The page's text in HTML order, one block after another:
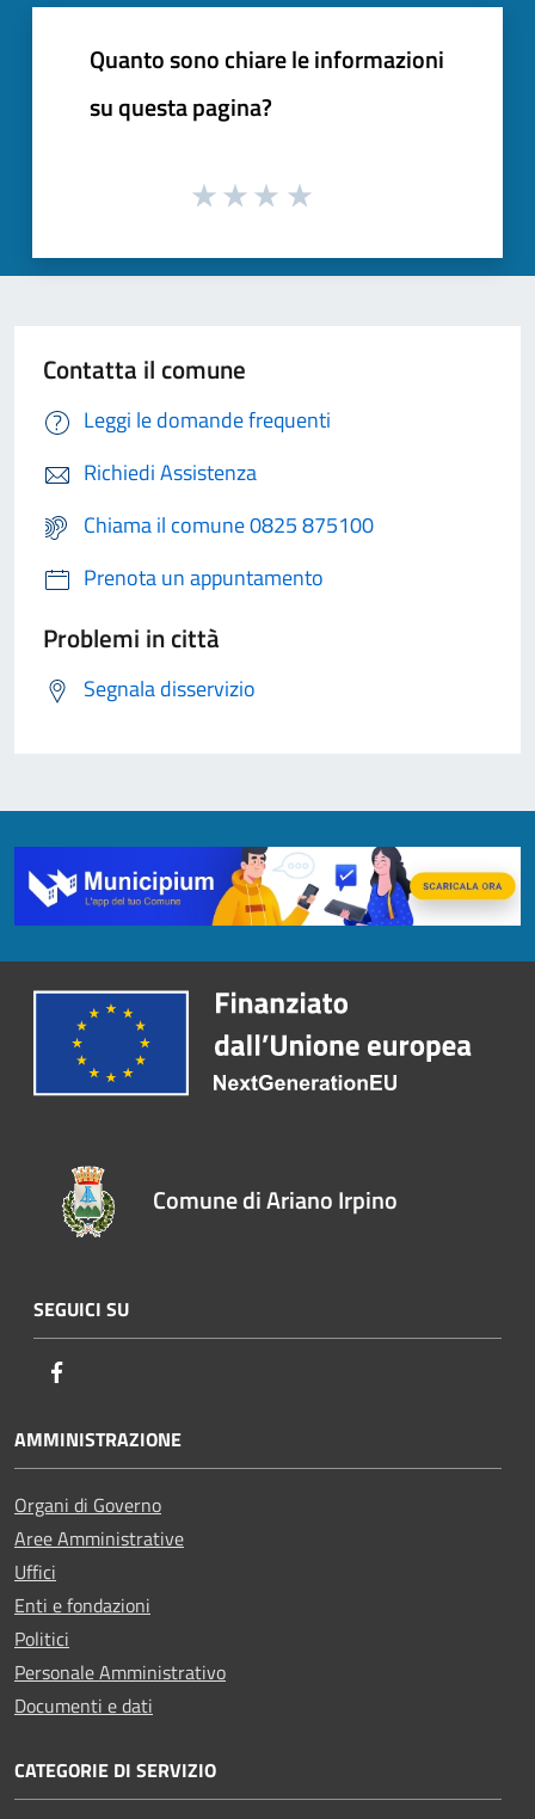
Quanto sono chiare le informazioni
su questa pagina?
Contatta il comune
Leggi le domande frequenti
Richiedi Assistenza
Chiama il comune 0825 875100
Prenota un appuntamento
Problemi in città
Segnala disservizio
Comune di Ariano Irpino
SEGUICI SU
AMMINISTRAZIONE
Organi di Governo
Aree Amministrative
Uffici
Enti e fondazioni
Politici
Personale Amministrativo
Documenti e dati
CATEGORIE DI SERVIZIO